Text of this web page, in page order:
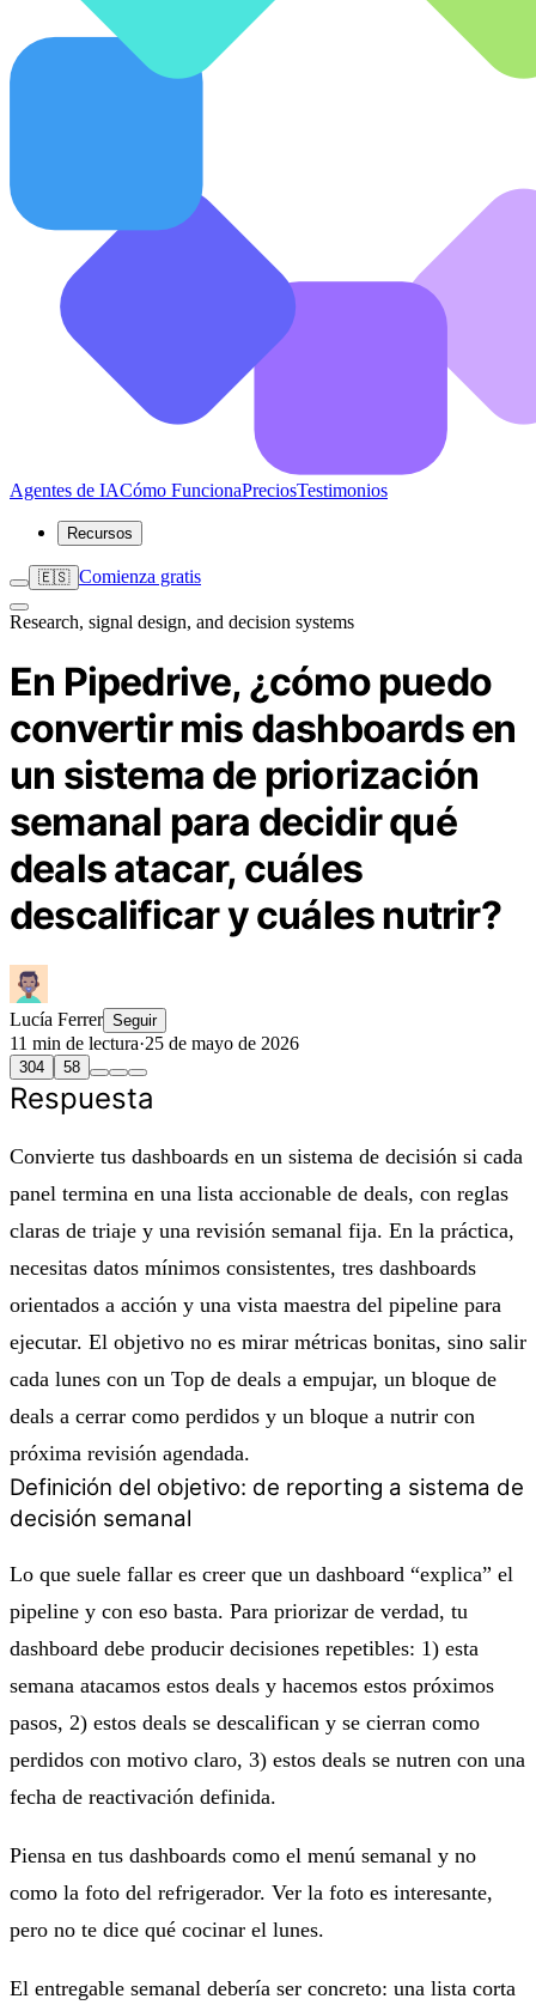
Agentes de IACómo FuncionaPreciosTestimonios
Recursos
🇪🇸 Comienza gratis
Research, signal design, and decision systems
En Pipedrive, ¿cómo puedo
convertir mis dashboards en
un sistema de priorización
semanal para decidir qué
deals atacar, cuáles
descalificar y cuáles nutrir?
Lucía Ferrer Seguir
11 min de lectura·25 de mayo de 2026
304 58
Respuesta
Convierte tus dashboards en un sistema de decisión si cada
panel termina en una lista accionable de deals, con reglas
claras de triaje y una revisión semanal fija. En la práctica,
necesitas datos mínimos consistentes, tres dashboards
orientados a acción y una vista maestra del pipeline para
ejecutar. El objetivo no es mirar métricas bonitas, sino salir
cada lunes con un Top de deals a empujar, un bloque de
deals a cerrar como perdidos y un bloque a nutrir con
próxima revisión agendada.
Definición del objetivo: de reporting a sistema de
decisión semanal
Lo que suele fallar es creer que un dashboard “explica” el
pipeline y con eso basta. Para priorizar de verdad, tu
dashboard debe producir decisiones repetibles: 1) esta
semana atacamos estos deals y hacemos estos próximos
pasos, 2) estos deals se descalifican y se cierran como
perdidos con motivo claro, 3) estos deals se nutren con una
fecha de reactivación definida.
Piensa en tus dashboards como el menú semanal y no
como la foto del refrigerador. Ver la foto es interesante,
pero no te dice qué cocinar el lunes.
El entregable semanal debería ser concreto: una lista corta